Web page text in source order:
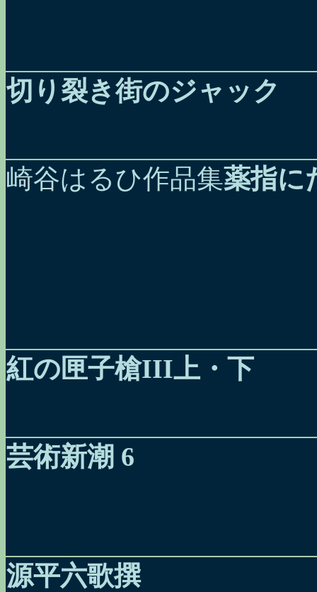
切り裂き街のジャック
崎谷はるひ作品集薬指に
紅の匣子槍III上・下
芸術新潮 6
源平六歌撰